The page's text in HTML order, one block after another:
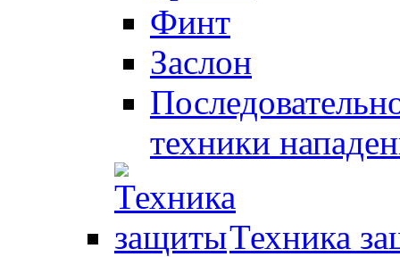
Финт
Заслон
техники
Техника